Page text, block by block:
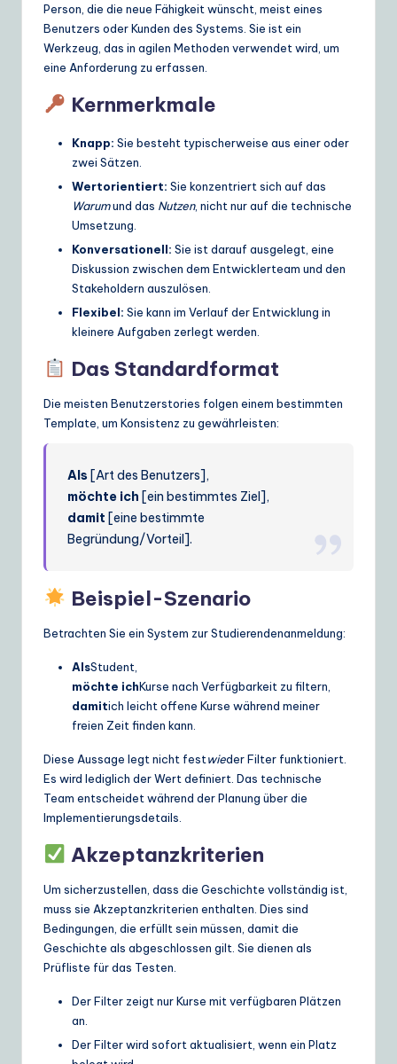
ti
o
Person, die die neue Fähigkeit wünscht, meist eines
Benutzers oder Kunden des Systems. Sie ist ein
Werkzeug, das in agilen Methoden verwendet wird, um
eine Anforderung zu erfassen.
Kernmerkmale
Knapp: Sie besteht typischerweise aus einer oder
zwei Sätzen.
Wertorientiert: Sie konzentriert sich auf das
Warumund das Nutzen, nicht nur auf die technische
Umsetzung.
Konversationell: Sie ist darauf ausgelegt, eine
Diskussion zwischen dem Entwicklerteam und den
Stakeholdern auszulösen.
Flexibel: Sie kann im Verlauf der Entwicklung in
kleinere Aufgaben zerlegt werden.
Das Standardformat
Die meisten Benutzerstories folgen einem bestimmten
Template, um Konsistenz zu gewährleisten:
Als [Art des Benutzers],
möchte ich [ein bestimmtes Ziel],
damit [eine bestimmte
Begründung/Vorteil].
Beispiel-Szenario
Betrachten Sie ein System zur Studierendenanmeldung:
AlsStudent,
möchte ichKurse nach Verfügbarkeit zu filtern,
damitich leicht offene Kurse während meiner
freien Zeit finden kann.
Diese Aussage legt nicht festwieder Filter funktioniert.
Es wird lediglich der Wert definiert. Das technische
Team entscheidet während der Planung über die
Implementierungsdetails.
Akzeptanzkriterien
Um sicherzustellen, dass die Geschichte vollständig ist,
muss sie Akzeptanzkriterien enthalten. Dies sind
Bedingungen, die erfüllt sein müssen, damit die
Geschichte als abgeschlossen gilt. Sie dienen als
Prüfliste für das Testen.
Der Filter zeigt nur Kurse mit verfügbaren Plätzen
an.
Der Filter wird sofort aktualisiert, wenn ein Platz